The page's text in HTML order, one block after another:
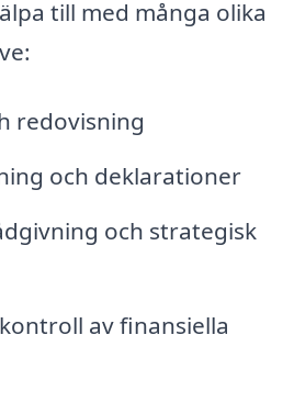
till med många olika
redovisning
och deklarationer
och strategisk
av finansiella